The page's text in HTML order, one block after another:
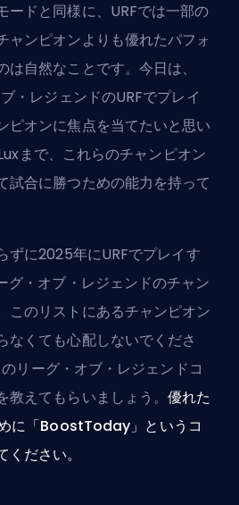
ードと同様に、URFでは一部の
ャンピオンよりも優れたパフォ
自然なことです。今日は、
・レジェンドのURFでプレイ
ピオンに焦点を当てたいと思い
まで、これらのチャンピオン
試合に勝つための能力を持って
ずに2025年にURFでプレイす
グ・オブ・レジェンドのチャン
このリストにあるチャンピオン
なくても心配しないでくださ
リーグ・オブ・レジェンドコ
教えてもらいましょう。優れた
に「BoostToday」というコ
ださい。